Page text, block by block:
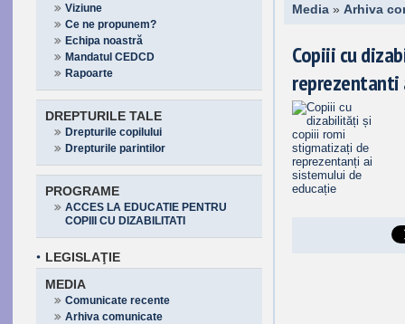
Viziune
Ce ne propunem?
Echipa noastră
Mandatul CEDCD
Rapoarte
DREPTURILE TALE
Drepturile copilului
Drepturile parintilor
PROGRAME
ACCES LA EDUCATIE PENTRU
COPIII CU DIZABILITATI
LEGISLAŢIE
MEDIA
Comunicate recente
Arhiva comunicate
Media » Arhiva
Copiii cu
reprezentanti